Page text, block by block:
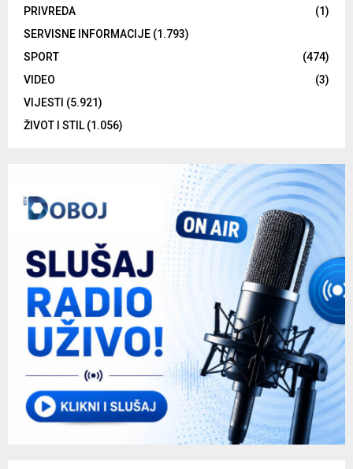
PRIVREDA
(1)
SERVISNE INFORMACIJE (1.793)
SPORT
(474)
VIDEO
(3)
VIJESTI (5.921)
ŽIVOT I STIL (1.056)